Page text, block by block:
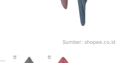
Sumber: shopee.co.id